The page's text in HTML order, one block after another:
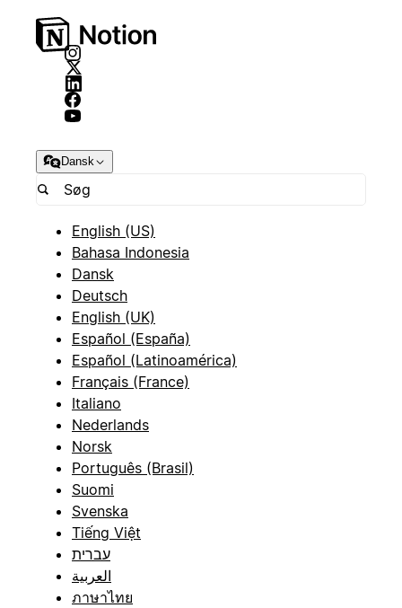
Dansk
English (US)
Bahasa Indonesia
Dansk
Deutsch
English (UK)
Español (España)
Español (Latinoamérica)
Français (France)
Italiano
Nederlands
Norsk
Português (Brasil)
Suomi
Svenska
Tiếng Việt
עברית
العربية
ภาษาไทย